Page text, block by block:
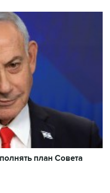
план Совета